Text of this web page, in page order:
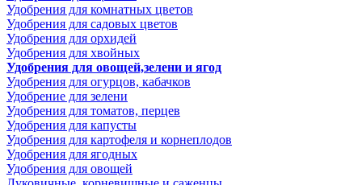
Удобрения для комнатных цветов
Удобрения для садовых цветов
Удобрения для орхидей
Удобрения для хвойных
Удобрения для овощей,зелени и ягод
Удобрения для огурцов, кабачков
Удобрение для зелени
Удобрения для томатов, перцев
Удобрения для капусты
Удобрения для картофеля и корнеплодов
Удобрения для ягодных
Удобрения для овощей